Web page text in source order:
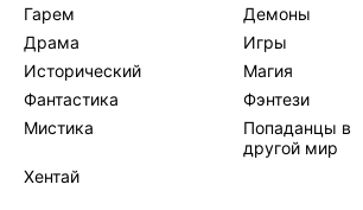
Гарем
Демоны
Драма
Игры
Исторический
Магия
Фантастика
Фэнтези
Мистика
Попаданцы в
другой мир
Хентай